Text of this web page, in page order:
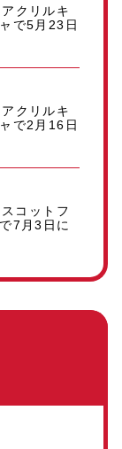
クリルキ
で5月23日
クリルキ
で2月16日
コットフ
7月3日に